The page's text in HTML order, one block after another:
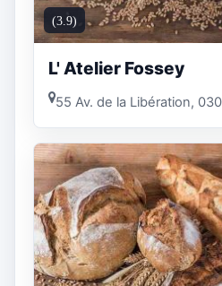
(3.9)
L' Atelier Fossey
55 Av. de la Libération,